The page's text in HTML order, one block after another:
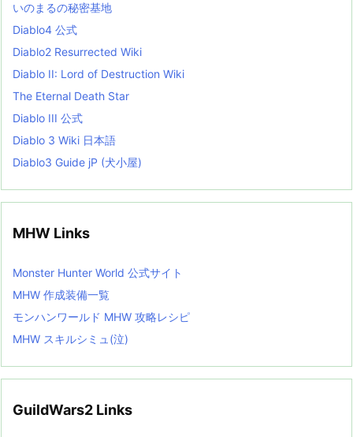
i
s
t
いのまるの秘密基地
Diablo4 公式
Diablo2 Resurrected Wiki
Diablo II: Lord of Destruction Wiki
The Eternal Death Star
Diablo III 公式
Diablo 3 Wiki 日本語
Diablo3 Guide jP (犬小屋)
MHW Links
Monster Hunter World 公式サイト
MHW 作成装備一覧
モンハンワールド MHW 攻略レシピ
MHW スキルシミュ(泣)
GuildWars2 Links